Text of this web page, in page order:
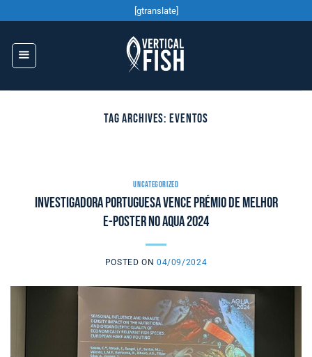
content
[gtranslate]
TAG ARCHIVES: EVENTOS
UNCATEGORIZED
Investigadora portuguesa vence prémio de melhor
E-Poster no AQUA 2024
POSTED ON 04/09/2024